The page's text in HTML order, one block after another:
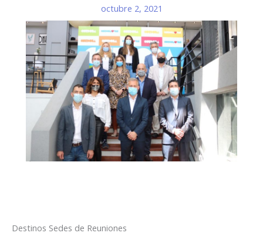
octubre 2, 2021
Destinos Sedes de Reuniones